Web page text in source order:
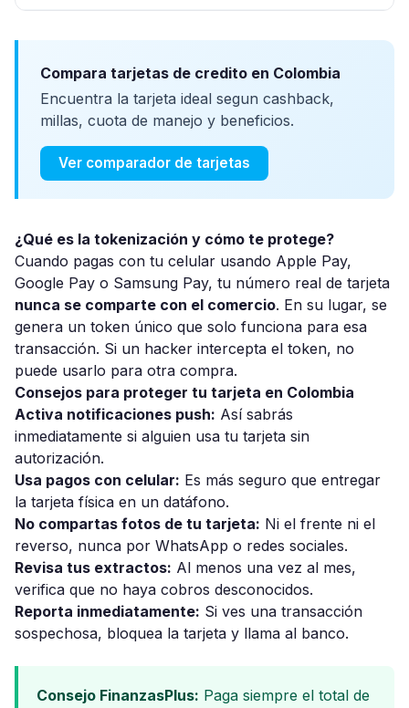
Compara tarjetas de credito en Colombia
Encuentra la tarjeta ideal segun cashback,
millas, cuota de manejo y beneficios.
Ver comparador de tarjetas
¿Qué es la tokenización y cómo te protege?
Cuando pagas con tu celular usando Apple Pay,
Google Pay o Samsung Pay, tu número real de tarjeta
nunca se comparte con el comercio. En su lugar, se
genera un token único que solo funciona para esa
transacción. Si un hacker intercepta el token, no
puede usarlo para otra compra.
Consejos para proteger tu tarjeta en Colombia
Activa notificaciones push: Así sabrás
inmediatamente si alguien usa tu tarjeta sin
autorización.
Usa pagos con celular: Es más seguro que entregar
la tarjeta física en un datáfono.
No compartas fotos de tu tarjeta: Ni el frente ni el
reverso, nunca por WhatsApp o redes sociales.
Revisa tus extractos: Al menos una vez al mes,
verifica que no haya cobros desconocidos.
Reporta inmediatamente: Si ves una transacción
sospechosa, bloquea la tarjeta y llama al banco.
Consejo FinanzasPlus: Paga siempre el total de